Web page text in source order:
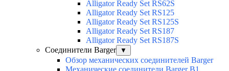
Alligator Ready Set RS62S
Alligator Ready Set RS125
Alligator Ready Set RS125S
Alligator Ready Set RS187
Alligator Ready Set RS187S
Соединители Barger
▼
Обзор механических соединителей Barger